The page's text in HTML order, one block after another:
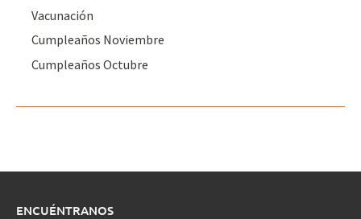
Vacunación
Cumpleaños Noviembre
Cumpleaños Octubre
ENCUÉNTRANOS